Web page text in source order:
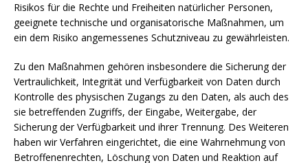
Risikos für die Rechte und Freiheiten natürlicher Personen,
geeignete technische und organisatorische Maßnahmen, um
ein dem Risiko angemessenes Schutzniveau zu gewährleisten.
Zu den Maßnahmen gehören insbesondere die Sicherung der
Vertraulichkeit, Integrität und Verfügbarkeit von Daten durch
Kontrolle des physischen Zugangs zu den Daten, als auch des
sie betreffenden Zugriffs, der Eingabe, Weitergabe, der
Sicherung der Verfügbarkeit und ihrer Trennung. Des Weiteren
haben wir Verfahren eingerichtet, die eine Wahrnehmung von
Betroffenenrechten, Löschung von Daten und Reaktion auf